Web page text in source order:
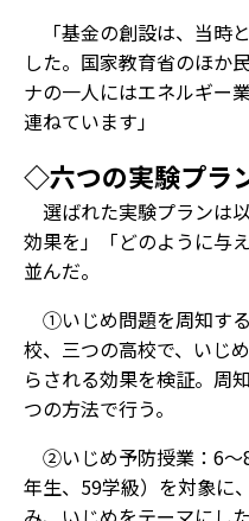
「基金の創設は、当時
した。国家教育省のほか
ナの一人にはエネルギー
連ねています」
◇六つの実験プラ
選ばれた実験プランは
効果を」「どのように与
並んだ。
①いじめ問題を周知す
校、三つの高校で、いじ
らされる効果を検証。周
つの方法で行う。
②いじめ予防授業：6〜
年生、59学級）を対象に